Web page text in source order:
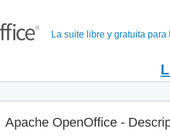
La suite libre y gratuita para
Apache OpenOffice -